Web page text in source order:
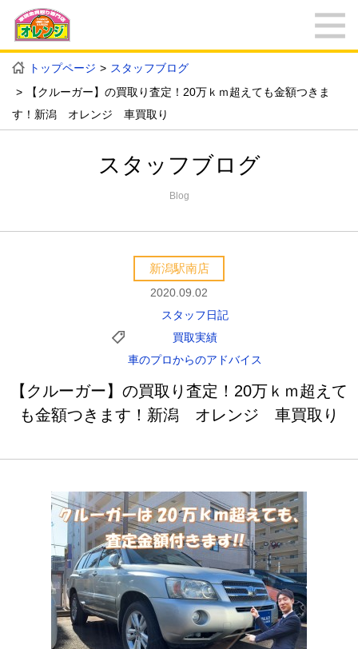
トップページ
スタッフブログ
【クルーガー】の買取り査定！20万ｋｍ超えても金額つきま
す！新潟 オレンジ 車買取り
スタッフブログ
Blog
新潟駅南店
2020.09.02
スタッフ日記
買取実績
車のプロからのアドバイス
【クルーガー】の買取り査定！20万ｋｍ超えて
も金額つきます！新潟 オレンジ 車買取り